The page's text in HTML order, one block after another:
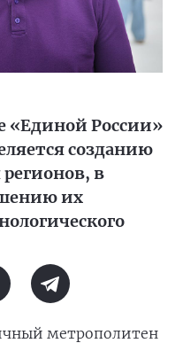
«Единой России»
созданию
в
их
метрополитен